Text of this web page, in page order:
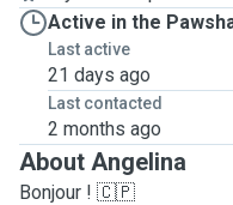
Active in the
Last active
21 days ago
Last contacted
2 months ago
About Angelina
Bonjour ! 🇨🇵